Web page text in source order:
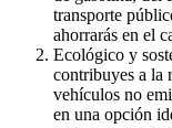
transporte
ahorrarás en el
Ecológico y
contribuyes a la
vehículos no
en una opción